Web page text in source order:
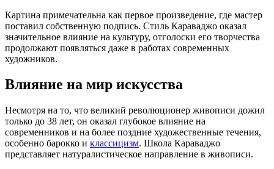
Картина примечательна как первое произведение, где мастер
поставил собственную подпись. Стиль Караваджо оказал
значительное влияние на культуру, отголоски его творчества
продолжают появляться даже в работах современных
художников.
Влияние на мир искусства
Несмотря на то, что великий революционер живописи дожил
только до 38 лет, он оказал глубокое влияние на
современников и на более поздние художественные течения,
особенно барокко и классицизм. Школа Караваджо
представляет натуралистическое направление в живописи.